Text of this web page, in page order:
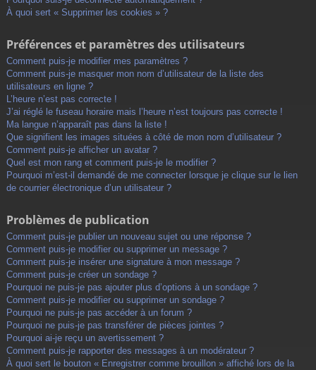
À quoi sert « Supprimer les cookies » ?
Préférences et paramètres des utilisateurs
Comment puis-je modifier mes paramètres ?
Comment puis-je masquer mon nom d’utilisateur de la liste des
utilisateurs en ligne ?
L’heure n’est pas correcte !
J’ai réglé le fuseau horaire mais l’heure n’est toujours pas correcte !
Ma langue n’apparaît pas dans la liste !
Que signifient les images situées à côté de mon nom d’utilisateur ?
Comment puis-je afficher un avatar ?
Quel est mon rang et comment puis-je le modifier ?
Pourquoi m’est-il demandé de me connecter lorsque je clique sur le lien
de courrier électronique d’un utilisateur ?
Problèmes de publication
Comment puis-je publier un nouveau sujet ou une réponse ?
Comment puis-je modifier ou supprimer un message ?
Comment puis-je insérer une signature à mon message ?
Comment puis-je créer un sondage ?
Pourquoi ne puis-je pas ajouter plus d’options à un sondage ?
Comment puis-je modifier ou supprimer un sondage ?
Pourquoi ne puis-je pas accéder à un forum ?
Pourquoi ne puis-je pas transférer de pièces jointes ?
Pourquoi ai-je reçu un avertissement ?
Comment puis-je rapporter des messages à un modérateur ?
À quoi sert le bouton « Enregistrer comme brouillon » affiché lors de la